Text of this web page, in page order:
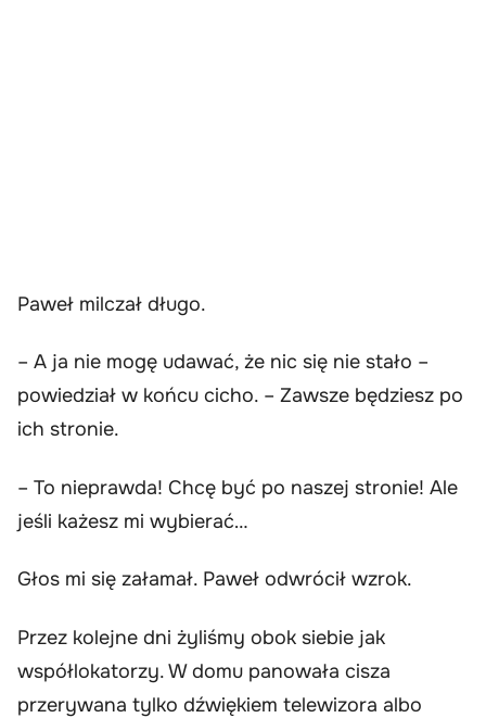
Paweł milczał długo.
– A ja nie mogę udawać, że nic się nie stało –
powiedział w końcu cicho. – Zawsze będziesz po
ich stronie.
– To nieprawda! Chcę być po naszej stronie! Ale
jeśli każesz mi wybierać…
Głos mi się załamał. Paweł odwrócił wzrok.
Przez kolejne dni żyliśmy obok siebie jak
współlokatorzy. W domu panowała cisza
przerywana tylko dźwiękiem telewizora albo